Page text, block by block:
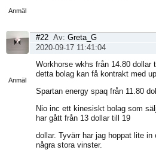
Anmäl
Anmäl
#22 Av: Greta_G
2020-09-17 11:41:04
Workhorse wkhs från 14.80 dollar
detta bolag kan få kontrakt med
Spartan energy spaq från 11.80
Nio inc ett kinesiskt bolag som
har gått från 13 dollar till 19
dollar. Tyvärr har jag hoppat lite
några stora vinster.